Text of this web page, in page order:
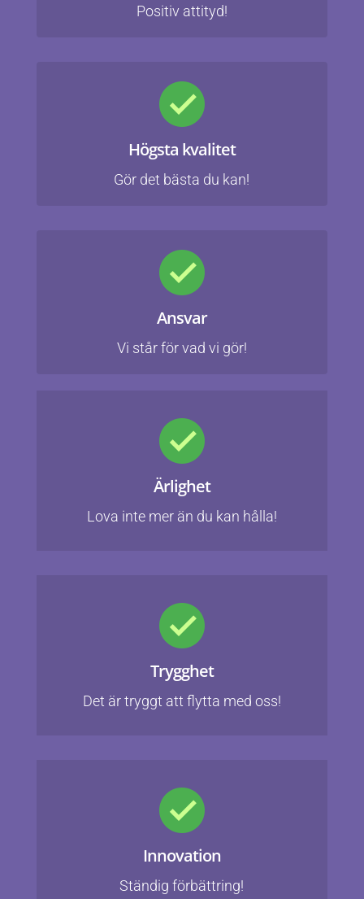
Positiv attityd!
Högsta kvalitet
Gör det bästa du kan!
Ansvar
Vi står för vad vi gör!
Ärlighet
Lova inte mer än du kan hålla!
Trygghet
Det är tryggt att flytta med oss!
Innovation
Ständig förbättring!